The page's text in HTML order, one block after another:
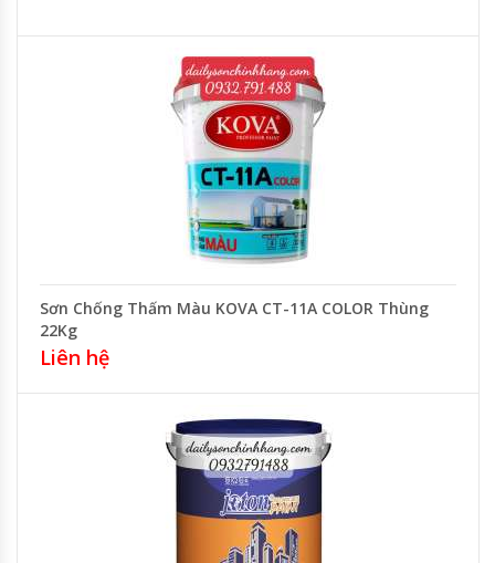
Sơn Chống Thấm Màu KOVA CT-11A COLOR Thùng
22Kg
Liên hệ